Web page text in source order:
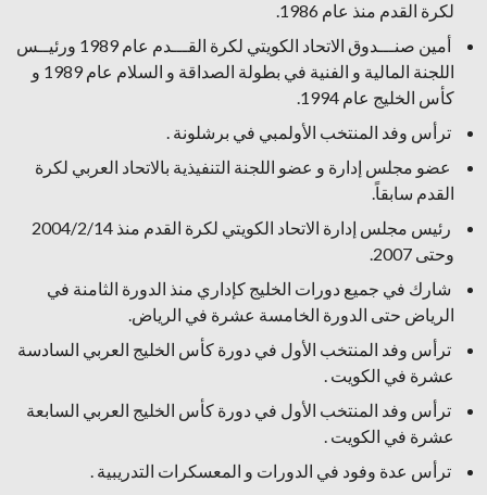
لكرة القدم منذ عام 1986.
أمين صنـــدوق الاتحاد الكويتي لكرة القـــدم عام 1989 ورئيــس
اللجنة المالية و الفنية في بطولة الصداقة و السلام عام 1989 و
كأس الخليج عام 1994.
ترأس وفد المنتخب الأولمبي في برشلونة .
عضو مجلس إدارة و عضو اللجنة التنفيذية بالاتحاد العربي لكرة
القدم سابقاً.
رئيس مجلس إدارة الاتحاد الكويتي لكرة القدم منذ 2004/2/14
وحتى 2007.
شارك في جميع دورات الخليج كإداري منذ الدورة الثامنة في
الرياض حتى الدورة الخامسة عشرة في الرياض.
ترأس وفد المنتخب الأول في دورة كأس الخليج العربي السادسة
عشرة في الكويت .
ترأس وفد المنتخب الأول في دورة كأس الخليج العربي السابعة
عشرة في الكويت .
ترأس عدة وفود في الدورات و المعسكرات التدريبية .